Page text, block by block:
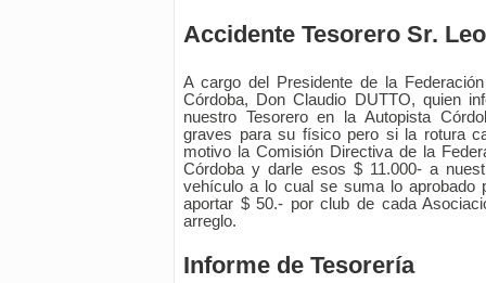
Accidente Tesorero Sr.
A cargo del Presidente de la
Córdoba, Don Claudio DUTTO, quien
nuestro Tesorero en la Autopista
graves para su físico pero si la rotura
motivo la Comisión Directiva de la
Córdoba y darle esos $ 11.000- a
vehículo a lo cual se suma lo aprobado
aportar $ 50.- por club de cada
arreglo.
Informe de Tesorería